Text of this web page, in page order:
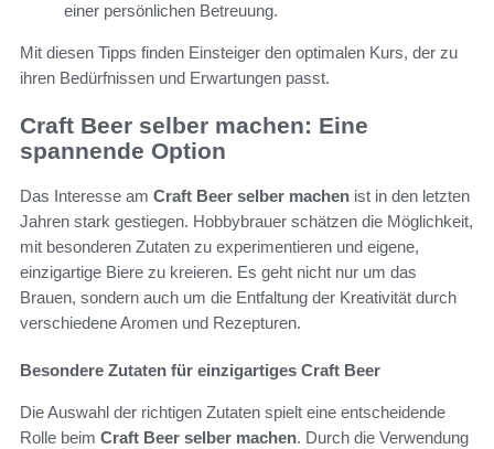
einer persönlichen Betreuung.
Mit diesen Tipps finden Einsteiger den optimalen Kurs, der zu
ihren Bedürfnissen und Erwartungen passt.
Craft Beer selber machen: Eine
spannende Option
Das Interesse am Craft Beer selber machen ist in den letzten
Jahren stark gestiegen. Hobbybrauer schätzen die Möglichkeit,
mit besonderen Zutaten zu experimentieren und eigene,
einzigartige Biere zu kreieren. Es geht nicht nur um das
Brauen, sondern auch um die Entfaltung der Kreativität durch
verschiedene Aromen und Rezepturen.
Besondere Zutaten für einzigartiges Craft Beer
Die Auswahl der richtigen Zutaten spielt eine entscheidende
Rolle beim Craft Beer selber machen. Durch die Verwendung